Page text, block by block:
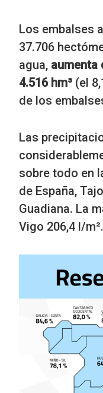
Los embalses
37.706
agua, aumenta
4.516 hm³ (el
de los
Las
sobre todo en
de España,
Guadiana. La
Vigo 206,4 l/m².